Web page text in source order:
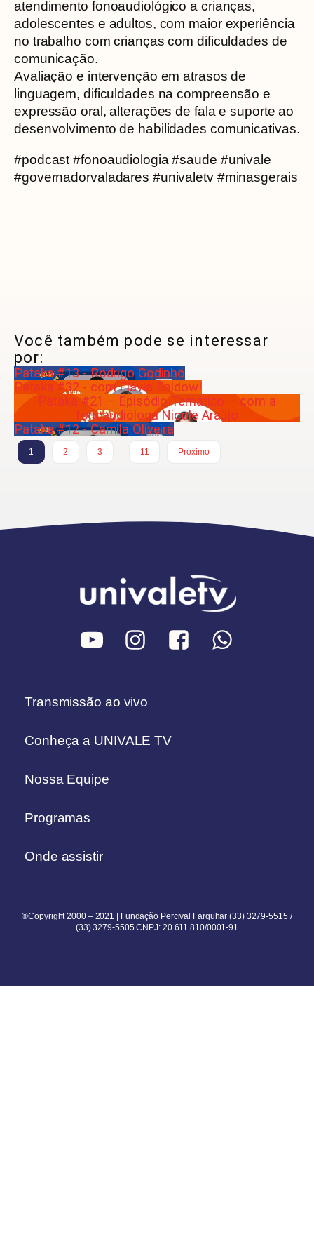
atendimento fonoaudiológico a crianças,
adolescentes e adultos, com maior experiência
no trabalho com crianças com dificuldades de
comunicação.
Avaliação e intervenção em atrasos de
linguagem, dificuldades na compreensão e
expressão oral, alterações de fala e suporte ao
desenvolvimento de habilidades comunicativas.
#podcast #fonoaudiologia #saude #univale
#governadorvaladares #univaletv #minasgerais
Você também pode se interessar
por:
Pataka #13 - Rodrigo Godinho
Pataka #32 - com Flávia Baldow!
Pataka #21 – Episódio Temático – com a
fonoaudióloga Nicole Araújo
Pataka #12 - Camila Oliveira
1 2 3
11
Próximo
Transmissão ao vivo
Conheça a UNIVALE TV
Nossa Equipe
Programas
Onde assistir
®Copyright 2000 – 2021 | Fundação Percival Farquhar (33) 3279-5515 /
(33) 3279-5505 CNPJ: 20.611.810/0001-91